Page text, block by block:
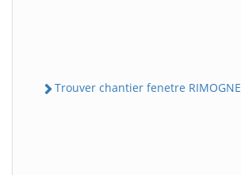
Trouver chantier fenetre RIMOGNE